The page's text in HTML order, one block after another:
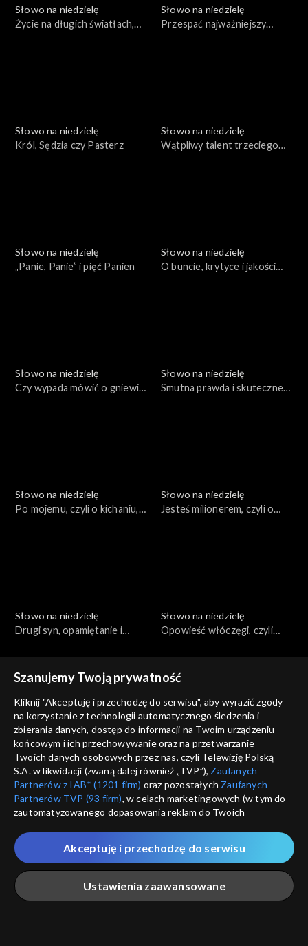
Słowo na niedzielę
Życie na długich światłach,
Słowo na niedzielę
Przespać najważniejszy
Słowo na niedzielę
Król, Sędzia czy Pasterz
Słowo na niedzielę
Wątpliwy talent trzeciego
Słowo na niedzielę
„Panie, Panie” i pięć Panien
Słowo na niedzielę
O buncie, krytyce i jakości
Słowo na niedzielę
Czy wypada mówić o gniewie
Słowo na niedzielę
Smutna prawda i skuteczne
Słowo na niedzielę
Po mojemu, czyli o kichaniu,
Słowo na niedzielę
Jesteś milionerem, czyli o
Słowo na niedzielę
Drugi syn, opamiętanie i
Słowo na niedzielę
Opowieść włóczęgi, czyli
Słowo na niedzielę
Czy świętujesz miłosierdzie?
Słowo na niedzielę
Koledzy i wrogowie, czyli o
zgodnej modlitwie
Słowo na niedzielę
Współpracownicy kusiciela
Słowo na niedzielę
Droga Piotra, czyli o mieleniu
i opiniach
Szanujemy Twoją prywatność
Kliknij "Akceptuję i przechodzę do serwisu", aby wyrazić zgody
na korzystanie z technologii automatycznego śledzenia i
zbierania danych, dostęp do informacji na Twoim urządzeniu
końcowym i ich przechowywanie oraz na przetwarzanie
Twoich danych osobowych przez nas, czyli Telewizję Polską
S.A. w likwidacji (zwaną dalej również „TVP”), Zaufanych
Partnerów z IAB* (1201 firm) oraz pozostałych Zaufanych
Partnerów TVP (93 firm), w celach marketingowych (w tym do
zautomatyzowanego dopasowania reklam do Twoich
które wskazujemy poniżej, a także zgody na udostępnianie
przez nas identyfikatora PPID do Google.
Twoje dane osobowe zbierane podczas odwiedzania przez
Ciebie naszych
poszczególnych serwisówzwanych dalej
„Portalem”, w tym informacje zapisywane za pomocą
Ustawienia zaawansowane
Akceptuję i przechodzę do serwisu